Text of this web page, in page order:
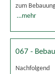
zum
…mehr
067 -